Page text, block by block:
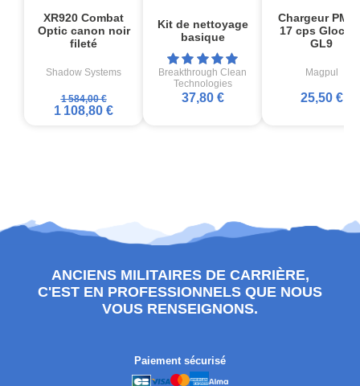
XR920 Combat
Optic canon noir
fileté
Shadow Systems
1 584,00 €
1 108,80 €
Kit de nettoyage
basique
Breakthrough Clean
Technologies
37,80 €
Chargeur
17 cps
GL9
Magpul
25,50 €
ANCIENS MILITAIRES DE CARRIÈRE,
C'EST EN PROFESSIONNELS QUE NOUS
VOUS RENSEIGNONS.
Paiement sécurisé